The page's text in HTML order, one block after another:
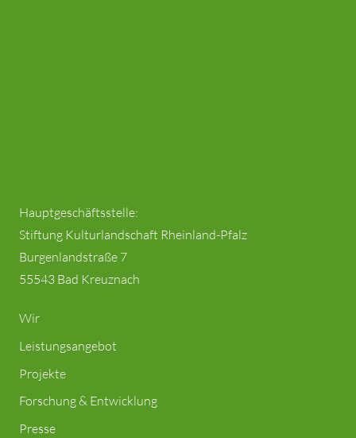
Hauptgeschäftsstelle:
Stiftung Kulturlandschaft Rheinland-Pfalz
Burgenlandstraße 7
55543 Bad Kreuznach
Wir
Leistungsangebot
Projekte
Forschung & Entwicklung
Presse